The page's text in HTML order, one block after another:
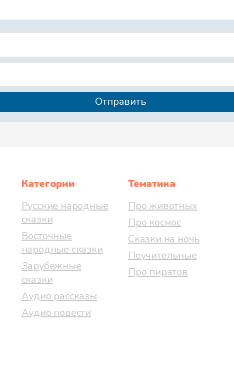
Категории
Русские народные
сказки
Восточные
народные сказки
Зарубежные
сказки
Аудио рассказы
Аудио повести
Тематика
Про животных
Про космос
Сказки на ночь
Поучительные
Про пиратов